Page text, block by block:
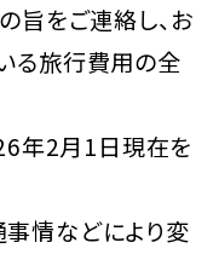
旨をご連絡し、お
る旅行費用の全
年2月1日現在を
情などにより変